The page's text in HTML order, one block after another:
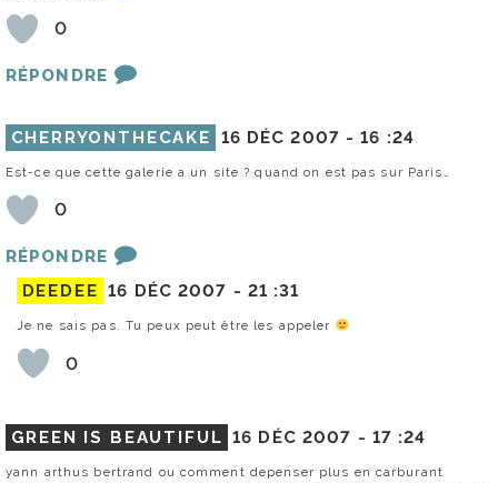
0
RÉPONDRE
CHERRYONTHECAKE 16 DÉC 2007 -16 :24
Est-ce que cette galerie a un site ? quand on est pas sur Paris…
0
RÉPONDRE
DEEDEE 16 DÉC 2007 - 21 :31
Je ne sais pas. Tu peux peut être les appeler
0
GREEN IS BEAUTIFUL 16 DÉC 2007 - 17 :24
yann arthus bertrand ou comment depenser plus en carburant